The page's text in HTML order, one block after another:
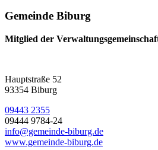
Gemeinde Biburg
Mitglied der
Hauptstraße 52
93354 Biburg
09443 2355
09444 9784-24
info@gemeinde-biburg.de
www.gemeinde-biburg.de